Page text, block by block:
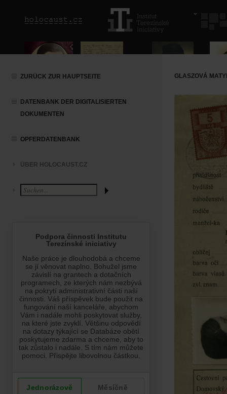
ZURÜCK ZUR HAUPTSEITE
DATENBANK DER DIGITALISIERTEN
DOKUMENTEN
OPFERDATENBANK
ÜBER HOLOCAUST.CZ
GLASZOVÁ